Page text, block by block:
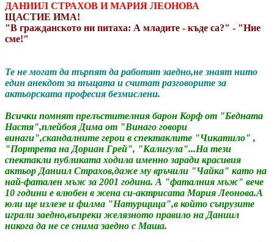
ДАНИИЛ СТРАХОВ И МАРИЯ ЛЕОНОВА
ЩАСТИЕ ИМА!
"В гражданското ни питаха: А младите - къде са?" - "Ние
сме!"
Те не могат да търпят да работят заедно,не знаят нито
един анекдот за тъщата и считат разговорите за
актьорската професия безмислени.
Всички помнят прелъстителния барон Корф от "Бедната
Настя",плейбоя Дима от "Винаго говори
винаги",скандалните герои в спектаклите "Чикатило" ,
"Портрета на Дориан Грей", "Калигула"...На тези
спектакли публиката ходила именно заради красивия
актьор Даниил Страхов,даже му връчили "Чайка" като на
най-фатален мъж за 2001 година. А "фаталния мъж" вече
10 години е влюбен в жена си-актрисата Мария Леонова.А
юли ще излезе и филма "Натурщица",в който съпрузите
играли заедно,въпреки желязното правило на Даниил
никога да не се снима заедно с Маша.